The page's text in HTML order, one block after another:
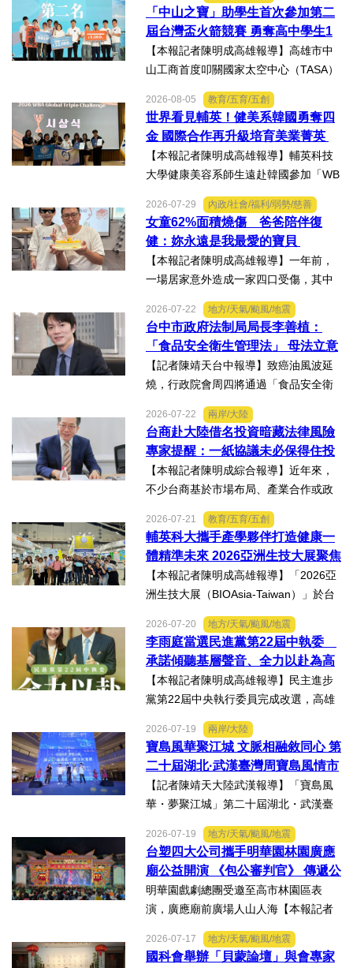
徵用作業演練。【記者陳明成台中報
導】為驗證全民防衛動員機制，苗栗市
後備軍人輔導中心配合第五...
「中山之寶」助學生首次參加第二
屆台灣盃火箭競賽 勇奪高中學生1
K組亞軍
【本報記者陳明成高雄報導】高雄市中
山工商首度叩關國家太空中心（TASA）
主辦的「2026第二屆台灣盃火箭競賽，
一路過關斬將，順利完成火箭發射，並
將全箭完整回收，勇奪高中學生1K組亞
軍，表現亮眼。陳國清...
2026-08-05 教育/五育/五創
世界看見輔英！健美系韓國勇奪四
金 國際合作再升級培育美業菁英
【本報記者陳明成高雄報導】輔英科技
大學健康美容系師生遠赴韓國參加「WB
AA第25屆世界美容藝術與設計國際大
賽」及「2026WBAGlobalTripleChallen
ge全球美學現場賽」，展現紮實專業實
力，師生聯手勇奪四金、...
2026-07-29 內政/社會/福利/弱勢/慈善
女童62%面積燒傷 爸爸陪伴復
健：妳永遠是我最愛的寶貝
【本報記者陳明成高雄報導】一年前，
一場居家意外造成一家四口受傷，其中
當時年僅四歲的女兒芸芸全身62%面積
燒傷，在加護病房搶救超過兩個月，並
歷經在陽光基金會近一年的漫長復復健
及陪伴下，芸芸將於八月重返...
2026-07-22 地方/天氣/颱風/地震
台中市政府法制局局長李善植：
「食品安全衛生管理法」 母法立意
良善但子法標準過於寬鬆、處罰欠
缺嚇阻力、第一線缺乏足夠的人力
與資源 三級管理終將淪為紙上談兵
【記者陳靖天台中報導】致癌油風波延
燒，行政院會周四將通過「食品安全衛
生管理法」修法。行政院長卓榮泰20日
說明十大修法重點，其中增訂地方主管
機關風險導向查核機制、強化業者異常
通報責任及加重通報不實處...
2026-07-22 兩岸/大陸
台商赴大陸借名投資暗藏法律風險
專家提醒：一紙協議未必保得住投
資權益
【本報記者陳明成綜合報導】近年來，
不少台商基於市場布局、產業合作或政
策因素，選擇透過隱名投資方式中國大
陸。然而，看似便利的投資模式，卻可
能隱藏股權歸屬、投資收益、經營控制
權及法律責任等風險，一旦...
2026-07-21 教育/五育/五創
輔英科大攜手產學夥伴打造健康一
體精準未來 2026亞洲生技大展聚焦
精準健康創新實力
【本報記者陳明成高雄報導】「2026亞
洲生技大展（BIOAsia-Taiwan）」於台
北南港展覽館盛大登場，輔英科技大學
研發長葉耀宗率團隊以「健康一體．精
準未來」為主題參展，展現產學合作夥
伴展示精準健康、生物科...
2026-07-20 地方/天氣/颱風/地震
李雨庭當選民進黨第22屆中執委
承諾傾聽基層聲音、全力以赴為高
雄與台灣努力
【本報記者陳明成高雄報導】民主進步
黨第22屆中央執行委員完成改選，高雄
市議員李雨庭順利當選中執委。李雨庭
表示，能夠獲得黨內同志的肯定與支
持，深感榮幸，也肩負更重大的責任，
未來將秉持初心，做好黨與地...
2026-07-19 兩岸/大陸
寶島風華聚江城 文脈相融敘同心 第
二十屆湖北·武漢臺灣周寶島風情市
集暨文化交流之夜在漢溫情上演
【記者陳靖天大陸武漢報導】「寶島風
華・夢聚江城」第二十屆湖北・武漢臺
灣周寶島風情市集暨文化交流之夜，7月
16日晚上在武漢武商夢時代一樓中庭溫
情上演，歌聲文脈聯結兩地，這場融美
食、文創、歌舞、匠人分享...
2026-07-19 地方/天氣/颱風/地震
台塑四大公司攜手明華園林園廣應
廟公益開演 《包公審判官》 傳遞公
義與自省精神
明華園戲劇總團受邀至高市林園區表
演，廣應廟前廣場人山人海【本報記者
陳明成高雄報導】台塑、南亞、台化及
台塑石化等四大公司邀請由當家小生孫
2026-07-17 地方/天氣/颱風/地震
國科會舉辦「貝蒙論壇」與會專家